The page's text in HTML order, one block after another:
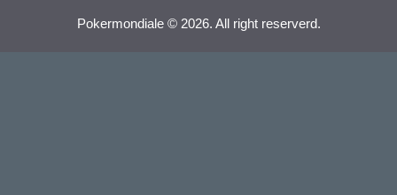
Pokermondiale © 2026. All right reserverd.